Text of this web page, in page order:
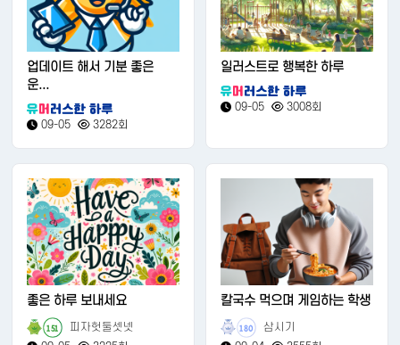
업데이트 해서 기분 좋은
운...
09-05 3282회
일러스트로 행복한 하루
09-05 3008회
좋은 하루 보내세요
151
피자헛둘셋넷
칼국수 먹으며 게임하는 학생
180
삼시기